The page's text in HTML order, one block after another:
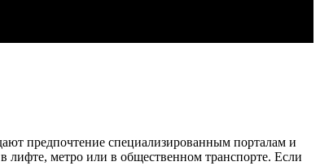
предпочтение специализированным порталам и
лифте, метро или в общественном транспорте. Если